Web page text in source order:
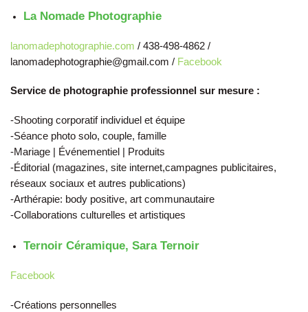
La Nomade Photographie
lanomadephotographie.com / 438-498-4862 /
lanomadephotographie@gmail.com / Facebook
Service de photographie professionnel sur mesure :
-Shooting corporatif individuel et équipe
-Séance photo solo, couple, famille
-Mariage | Événementiel | Produits
-Éditorial (magazines, site internet,campagnes publicitaires,
réseaux sociaux et autres publications)
-Arthérapie: body positive, art communautaire
-Collaborations culturelles et artistiques
Ternoir Céramique, Sara Ternoir
Facebook
-Créations personnelles